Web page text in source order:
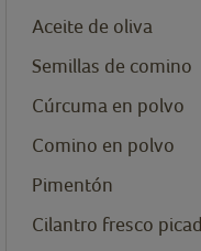
Aceite de oliva
Semillas de comino
Cúrcuma en polvo
Comino en polvo
Pimentón
Cilantro fresco